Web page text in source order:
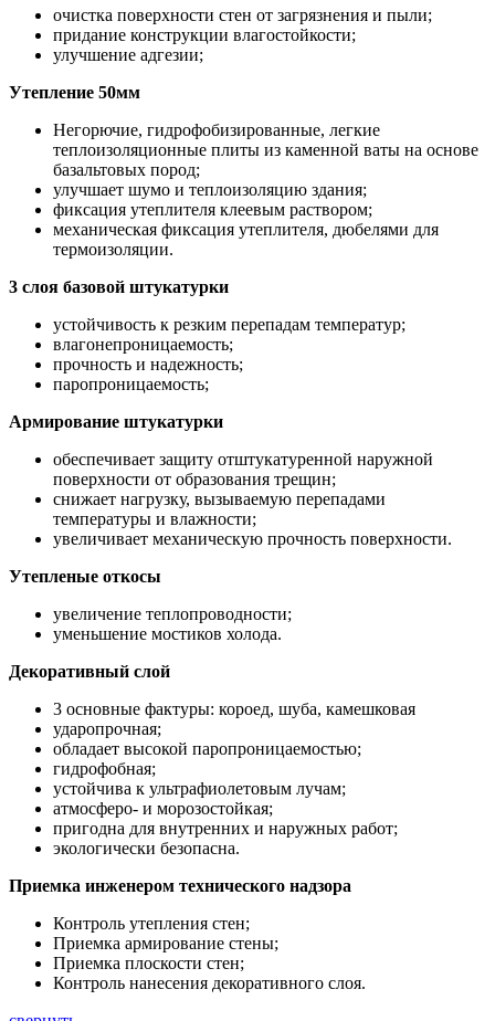
очистка поверхности стен от загрязнения и пыли;
придание конструкции влагостойкости;
улучшение адгезии;
Утепление 50мм
Негорючие, гидрофобизированные, легкие
теплоизоляционные плиты из каменной ваты на основе
базальтовых пород;
улучшает шумо и теплоизоляцию здания;
фиксация утеплителя клеевым раствором;
механическая фиксация утеплителя, дюбелями для
термоизоляции.
3 слоя базовой штукатурки
устойчивость к резким перепадам температур;
влагонепроницаемость;
прочность и надежность;
паропроницаемость;
Армирование штукатурки
обеспечивает защиту отштукатуренной наружной
поверхности от образования трещин;
снижает нагрузку, вызываемую перепадами
температуры и влажности;
увеличивает механическую прочность поверхности.
Утепленые откосы
увеличение теплопроводности;
уменьшение мостиков холода.
Декоративный слой
3 основные фактуры: короед, шуба, камешковая
ударопрочная;
обладает высокой паропроницаемостью;
гидрофобная;
устойчива к ультрафиолетовым лучам;
атмосферо- и морозостойкая;
пригодна для внутренних и наружных работ;
экологически безопасна.
Приемка инженером технического надзора
Контроль утепления стен;
Приемка армирование стены;
Приемка плоскости стен;
Контроль нанесения декоративного слоя.